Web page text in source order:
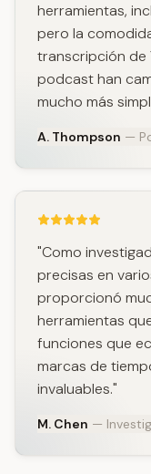
herramientas,
pero la
transcripción de
podcast han
mucho más
A. Thompson —
"Como
precisas en
proporcionó
herramientas
funciones que
marcas de
invaluables."
M. Chen —